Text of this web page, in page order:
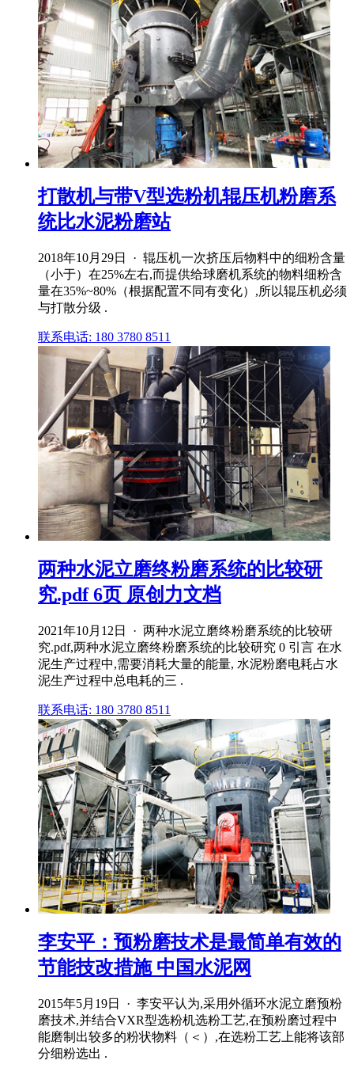
打散机与带V型选粉机辊压机粉磨系
统比水泥粉磨站
2018年10月29日 · 辊压机一次挤压后物料中的细粉含量
（小于）在25%左右,而提供给球磨机系统的物料细粉含
量在35%~80%（根据配置不同有变化）,所以辊压机必须
与打散分级 .
联系电话: 180 3780 8511
两种水泥立磨终粉磨系统的比较研
究.pdf 6页 原创力文档
2021年10月12日 · 两种水泥立磨终粉磨系统的比较研
究.pdf,两种水泥立磨终粉磨系统的比较研究 0 引言 在水
泥生产过程中,需要消耗大量的能量, 水泥粉磨电耗占水
泥生产过程中总电耗的三 .
联系电话: 180 3780 8511
李安平：预粉磨技术是最简单有效的
节能技改措施 中国水泥网
2015年5月19日 · 李安平认为,采用外循环水泥立磨预粉
磨技术,并结合VXR型选粉机选粉工艺,在预粉磨过程中
能磨制出较多的粉状物料（＜）,在选粉工艺上能将该部
分细粉选出 .